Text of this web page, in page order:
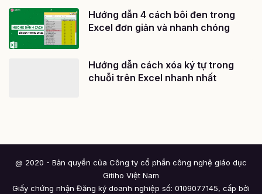
Hướng dẫn 4 cách bôi đen trong
Excel đơn giản và nhanh chóng
Hướng dẫn cách xóa ký tự trong
chuỗi trên Excel nhanh nhất
@ 2020 - Bản quyền của Công ty cổ phần công nghệ giáo dục
Gitiho Việt Nam
Giấy chứng nhận Đăng ký doanh nghiệp số: 0109077145, cấp bởi